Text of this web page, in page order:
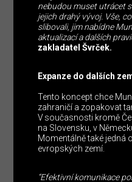
nebudou muset utrácet
jejich drahý vývoj. Vše,
slibovali, jim nabídne
aktualizací a dalších
zakladatel Švrček.
Expanze do dalších
Tento koncept chce
zahraničí a zopakovat
V současnosti kromě
na Slovensku, v
Momentálně také jedná
evropských zemí.
“Efektivní komunikace